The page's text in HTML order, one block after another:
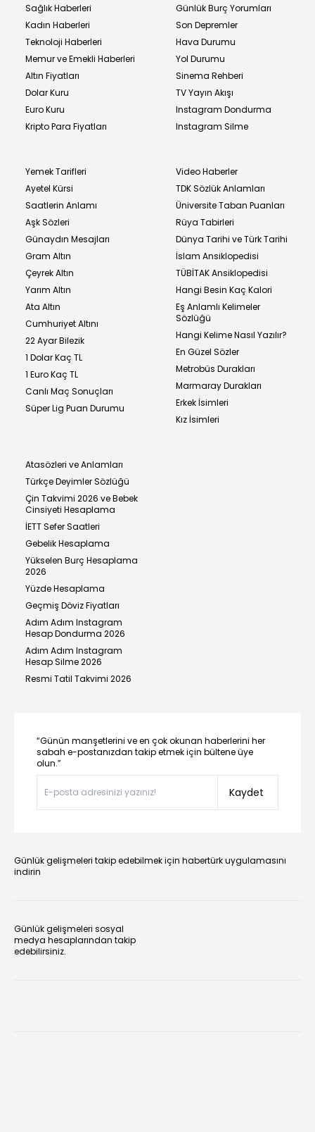
Sağlık Haberleri
Kadın Haberleri
Teknoloji Haberleri
Memur ve Emekli Haberleri
Altın Fiyatları
Dolar Kuru
Euro Kuru
Kripto Para Fiyatları
Günlük Burç Yorumları
Son Depremler
Hava Durumu
Yol Durumu
Sinema Rehberi
TV Yayın Akışı
Instagram Dondurma
Instagram Silme
Yemek Tarifleri
Ayetel Kürsi
Saatlerin Anlamı
Aşk Sözleri
Günaydın Mesajları
Gram Altın
Çeyrek Altın
Yarım Altın
Ata Altın
Cumhuriyet Altını
22 Ayar Bilezik
1 Dolar Kaç TL
1 Euro Kaç TL
Canlı Maç Sonuçları
Süper Lig Puan Durumu
Video Haberler
TDK Sözlük Anlamları
Üniversite Taban Puanları
Rüya Tabirleri
Dünya Tarihi ve Türk Tarihi
İslam Ansiklopedisi
TÜBİTAK Ansiklopedisi
Hangi Besin Kaç Kalori
Eş Anlamlı Kelimeler
Sözlüğü
Hangi Kelime Nasıl Yazılır?
En Güzel Sözler
Metrobüs Durakları
Marmaray Durakları
Erkek İsimleri
Kız İsimleri
Atasözleri ve Anlamları
Türkçe Deyimler Sözlüğü
Çin Takvimi 2026 ve Bebek
Cinsiyeti Hesaplama
İETT Sefer Saatleri
Gebelik Hesaplama
Yükselen Burç Hesaplama
2026
Yüzde Hesaplama
Geçmiş Döviz Fiyatları
Adım Adım Instagram
Hesap Dondurma 2026
Adım Adım Instagram
Hesap Silme 2026
Resmi Tatil Takvimi 2026
“Günün manşetlerini ve en çok okunan haberlerini her
sabah e-postanızdan takip etmek için bültene üye
olun.”
Kaydet
Günlük gelişmeleri takip edebilmek için habertürk uygulamasını
indirin
Günlük gelişmeleri sosyal
medya hesaplarından takip
edebilirsiniz.